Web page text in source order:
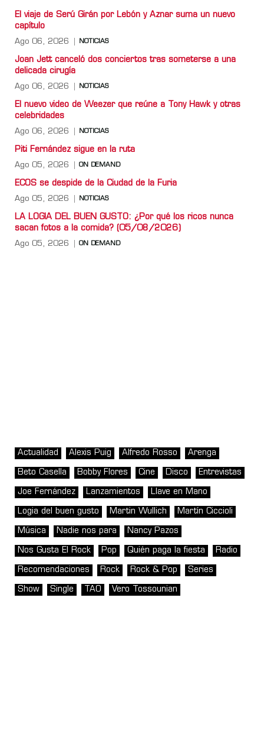
El viaje de Serú Girán por Lebón y Aznar suma un nuevo
capítulo
Ago 06, 2026 NOTICIAS
Joan Jett canceló dos conciertos tras someterse a una
delicada cirugía
Ago 06, 2026 NOTICIAS
El nuevo video de Weezer que reúne a Tony Hawk y otras
celebridades
Ago 06, 2026 NOTICIAS
Piti Fernández sigue en la ruta
Ago 05, 2026 ON DEMAND
ECOS se despide de la Ciudad de la Furia
Ago 05, 2026 NOTICIAS
LA LOGIA DEL BUEN GUSTO: ¿Por qué los ricos nunca
sacan fotos a la comida? (05/08/2026)
Ago 05, 2026 ON DEMAND
Actualidad Alexis Puig Alfredo Rosso Arenga
Beto Casella Bobby Flores Cine Disco Entrevistas
Joe Fernández Lanzamientos Llave en Mano
Logia del buen gusto Martin Wullich Martín Ciccioli
Música Nadie nos para Nancy Pazos
Nos Gusta El Rock Pop Quién paga la fiesta Radio
Recomendaciones Rock Rock & Pop Series
Show Single TAO Vero Tossounian